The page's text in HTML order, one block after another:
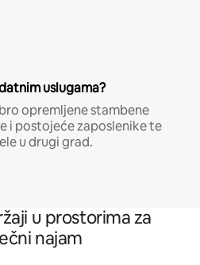
uslugama?
opremljene stambene
i postojeće zaposlenike te
u drugi grad.
u prostorima za
najam